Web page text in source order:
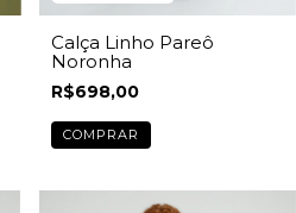
Calça Linho Pareô
Noronha
R$698,00
COMPRAR